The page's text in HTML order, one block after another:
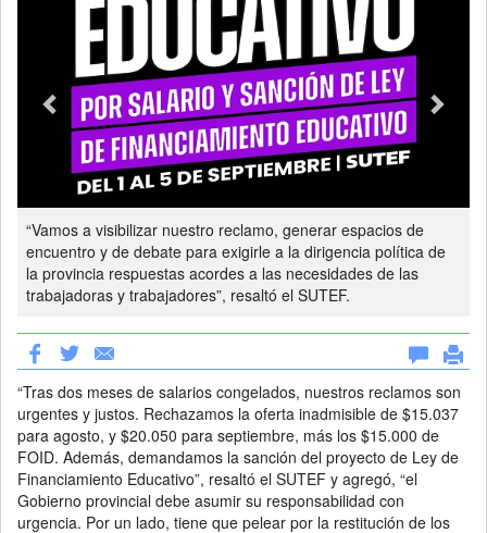
“Vamos a visibilizar nuestro reclamo, generar espacios de
encuentro y de debate para exigirle a la dirigencia política de
la provincia respuestas acordes a las necesidades de las
trabajadoras y trabajadores”, resaltó el SUTEF.
“Tras dos meses de salarios congelados, nuestros reclamos son
urgentes y justos. Rechazamos la oferta inadmisible de $15.037
para agosto, y $20.050 para septiembre, más los $15.000 de
FOID. Además, demandamos la sanción del proyecto de Ley de
Financiamiento Educativo”, resaltó el SUTEF y agregó, “el
Gobierno provincial debe asumir su responsabilidad con
urgencia. Por un lado, tiene que pelear por la restitución de los